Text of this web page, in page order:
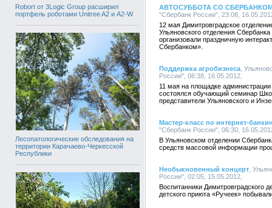
Robort от 3Logic Group расширил
портфель роботами Unitree A2 и A2-W
Лесопатологические обследования на
территории Карачаево-Черкесской
Республики
АВТОСУББОТА СО
"Сбербанк России", 23:08,
12 мая Димитровградское
Ульяновского отделения
организовали праздничную
Сбербанком».
Поддержка агробизнеса ,
России", 06:38, 16.05.2012,
11 мая на площадке
состоялся обучающий семинар
представители Ульяновского и
Мастер-класс по интернет-
"Сбербанк России", 06:30,
В Ульяновском отделении
средств массовой информации
Необыкновенный концерт ,
России", 02:05, 15.05.2012,
Воспитанники Димитровградского
детского приюта «Ручеек»